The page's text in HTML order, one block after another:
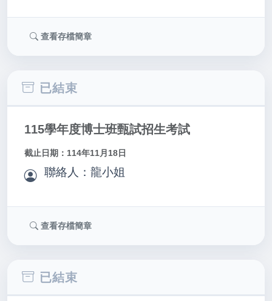
查看存檔簡章
已結束
115學年度博士班甄試招生考試
截止日期：114年11月18日
聯絡人：龍小姐
查看存檔簡章
已結束